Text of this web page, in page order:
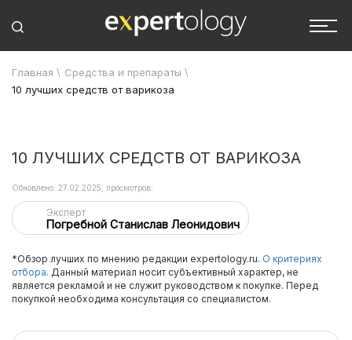
Главная \ Средства и препараты \
10 лучших средств от варикоза
10 ЛУЧШИХ СРЕДСТВ ОТ ВАРИКОЗА
Эксперт
Погребной Станислав Леонидович
Обновлено: 27.02.2025, просмотров:
*Обзор лучших по мнению редакции expertology.ru. О критериях
отбора. Данный материал носит субъективный характер, не
является рекламой и не служит руководством к покупке. Перед
покупкой необходима консультация со специалистом.